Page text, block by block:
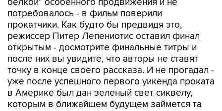
прокатчики. Как будто бы предвидя это,
режиссер Питер Лепениотис оставил финал
открытым - досмотрите финальные титры и
после них вы увидите, что авторы не ставят
точку в конце своего рассказа. И не прогадал -
уже после успешного первого уикенда проката
в Америке был дан зеленый свет сиквелу,
которым в ближайшем будущем займется та
же команда и в котором режиссерское кресло
снова займет Лепениотис.